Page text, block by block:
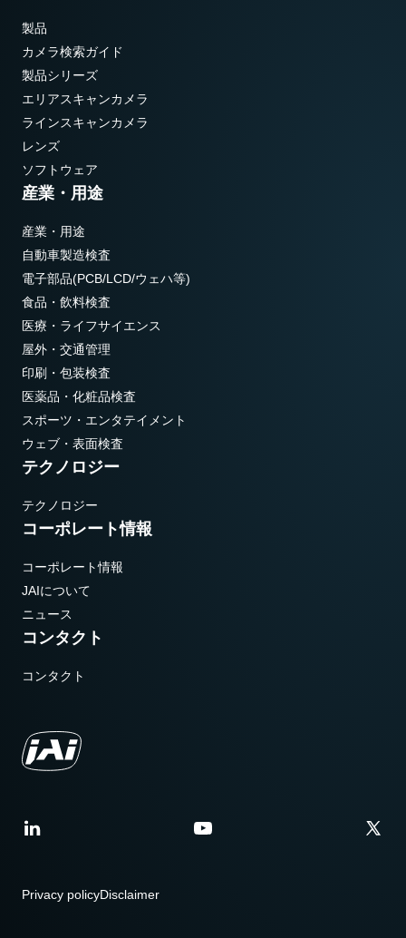
製品
カメラ検索ガイド
製品シリーズ
エリアスキャンカメラ
ラインスキャンカメラ
レンズ
ソフトウェア
産業・用途
産業・用途
自動車製造検査
電子部品(PCB/LCD/ウェハ等)
食品・飲料検査
医療・ライフサイエンス
屋外・交通管理
印刷・包装検査
医薬品・化粧品検査
スポーツ・エンタテイメント
ウェブ・表面検査
テクノロジー
テクノロジー
コーポレート情報
コーポレート情報
JAIについて
ニュース
コンタクト
コンタクト
Privacy policyDisclaimer